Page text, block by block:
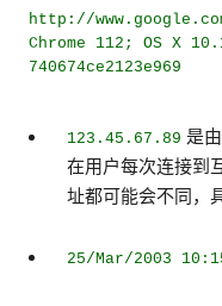
http://
Chrome 112; OS X
740674ce2123e969
123.45.67.89 是
在用户每次连接到
址都可能会不同，
25/Mar/2003